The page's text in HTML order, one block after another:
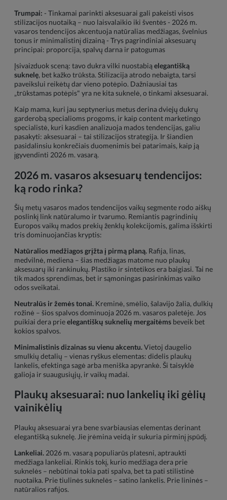
Trumpai: - Tinkamai parinkti aksesuarai gali pakeisti visos
stilizacijos nuotaiką – nuo laisvalaikio iki šventės - 2026 m.
vasaros tendencijos akcentuoja natūralias medžiagas, švelnius
tonus ir minimalistinį dizainą - Trys pagrindiniai aksesuarų
principai: proporcija, spalvų darna ir patogumas
Įsivaizduok sceną: tavo dukra vilki nuostabiąelegantišką
suknelę, bet kažko trūksta. Stilizacija atrodo nebaigta, tarsi
paveikslui reikėtų dar vieno potėpio. Dažniausiai tas
„trūkstamas potėpis" yra ne kita suknelė, o tinkami aksesuarai.
Kaip mama, kuri jau septynerius metus derina dviejų dukrų
garderobą specialioms progoms, ir kaip content marketingo
specialistė, kuri kasdien analizuoja mados tendencijas, galiu
pasakyti: aksesuarai – tai stilizacijos strategija. Ir šiandien
pasidalinsiu konkrečiais duomenimis bei patarimais, kaip ją
įgyvendinti 2026 m. vasarą.
2026 m. vasaros aksesuarų tendencijos:
ką rodo rinka?
Šių metų vasaros mados tendencijos vaikų segmente rodo aiškų
poslinkį link natūralumo ir tvarumo. Remiantis pagrindinių
Europos vaikų mados prekių ženklų kolekcijomis, galima išskirti
tris dominuojančias kryptis:
Natūralios medžiagos grįžta į pirmą planą. Rafija, linas,
medvilnė, mediena – šias medžiagas matome nuo plaukų
aksesuarų iki rankinukų. Plastiko ir sintetikos era baigiasi. Tai ne
tik mados sprendimas, bet ir sąmoningas pasirinkimas vaiko
odos sveikatai.
Neutralūs ir žemės tonai. Kreminė, smėlio, šalavijo žalia, dulkių
rožinė – šios spalvos dominuoja 2026 m. vasaros paletėje. Jos
puikiai dera prieelegantiškų suknelių mergaitėms beveik bet
kokios spalvos.
Minimalistinis dizainas su vienu akcentu.Vietoj daugelio
smulkių detalių – vienas ryškus elementas: didelis plaukų
lankelis, efektinga sagė arba meniška apyrankė. Ši taisyklė
galioja ir suaugusiųjų, ir vaikų madai.
Plaukų aksesuarai: nuo lankelių iki gėlių
vainikėlių
Plaukų aksesuarai yra bene svarbiausias elementas derinant
elegantišką suknelę. Jie įrėmina veidą ir sukuria pirminį įspūdį.
Lankeliai. 2026 m. vasarą populiarūs platesni, aptraukti
medžiaga lankeliai. Rinkis tokį, kurio medžiaga dera prie
suknelės – nebūtinai tokia pati spalva, bet ta pati stilistinė
nuotaika. Prie tiulinės suknelės – satino lankelis. Prie lininės –
natūralios rafijos.